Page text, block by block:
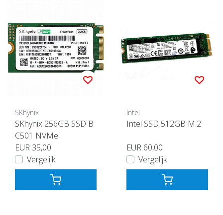
SKhynix
SKhynix 256GB SSD B
C501 NVMe
EUR 35,00
Vergelijk
Intel
Intel SSD 512GB M.2
EUR 60,00
Vergelijk